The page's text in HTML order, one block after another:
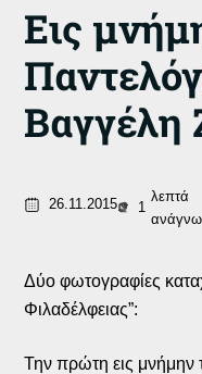
Εις
Βαγγέλη
26.11.2015 1
λεπτά
Δύο φωτογραφίες
Φιλαδέλφειας”:
Την πρώτη εις